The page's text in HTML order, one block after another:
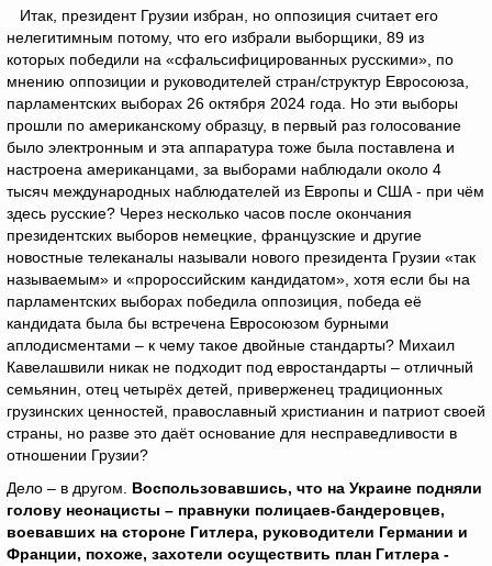
Итак, президент Грузии избран, но оппозиция считает его
нелегитимным потому, что его избрали выборщики, 89 из
которых победили на «сфальсифицированных русскими», по
мнению оппозиции и руководителей стран/структур Евросоюза,
парламентских выборах 26 октября 2024 года. Но эти выборы
прошли по американскому образцу, в первый раз голосование
было электронным и эта аппаратура тоже была поставлена и
настроена американцами, за выборами наблюдали около 4
тысяч международных наблюдателей из Европы и США - при чём
здесь русские? Через несколько часов после окончания
президентских выборов немецкие, французские и другие
новостные телеканалы называли нового президента Грузии «так
называемым» и «пророссийским кандидатом», хотя если бы на
парламентских выборах победила оппозиция, победа её
кандидата была бы встречена Евросоюзом бурными
аплодисментами – к чему такое двойные стандарты? Михаил
Кавелашвили никак не подходит под евростандарты – отличный
семьянин, отец четырёх детей, приверженец традиционных
грузинских ценностей, православный христианин и патриот своей
страны, но разве это даёт основание для несправедливости в
отношении Грузии?
Дело – в другом. Воспользовавшись, что на Украине подняли
голову неонацисты – правнуки полицаев-бандеровцев,
воевавших на стороне Гитлера, руководители Германии и
Франции, похоже, захотели осуществить план Гитлера -